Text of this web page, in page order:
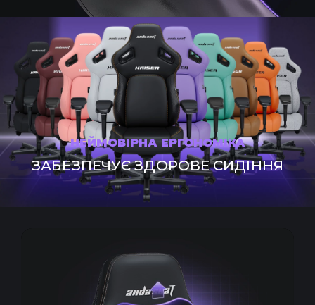
НЕЙМОВІРНА ЕРГОНОМІКА
ЗАБЕЗПЕЧУЄ ЗДОРОВЕ СИДІННЯ